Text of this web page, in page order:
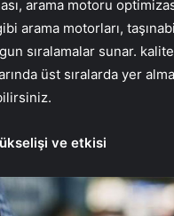
arama motoru
arama motorları,
sıralamalar sunar.
üst sıralarda yer
ve etkisi